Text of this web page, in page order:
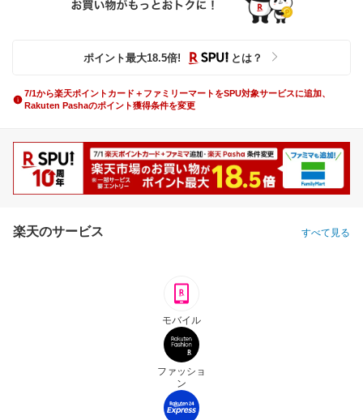
ポイント最大18.5倍! とは？
7/1から楽天ポイントカード＋ファミリーマートをSPU対象サービスに追加、
Rakuten Pashaのポイント獲得条件を変更
楽天のサービス すべて見る
モバイル
ファッショ
ン